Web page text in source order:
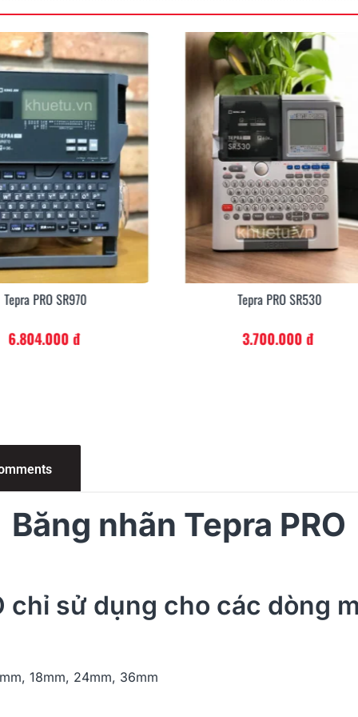
Tepra PRO SR530
3.700.000 đ
Tepra PRO SR-R170V
1.980.000 đ
Băng nhãn Tepra PRO
chỉ sử dụng cho các dòng
18mm, 24mm, 36mm